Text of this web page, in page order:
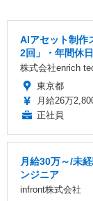
AIアセット制作
2回」・年間休
株式会社enrich
東京都
月給26万
正社員
月給30万～/未
ンジニア
infront株式会社